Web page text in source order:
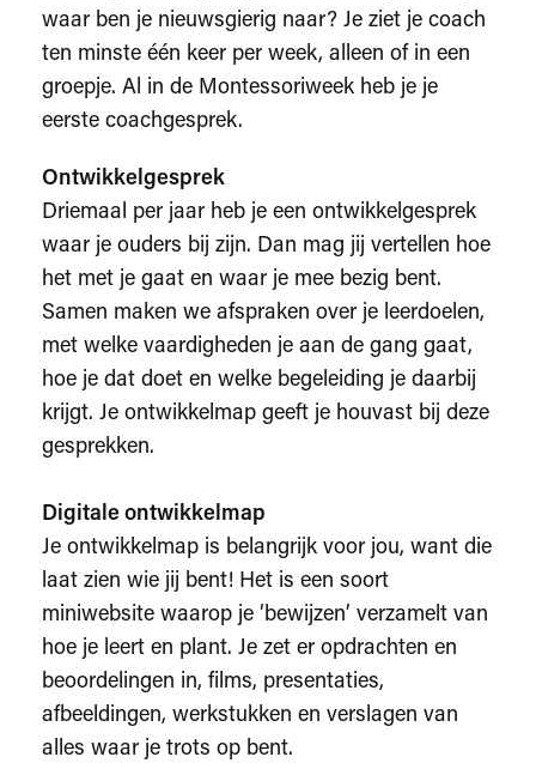
waar ben je nieuwsgierig naar? Je ziet je coach
ten minste één keer per week, alleen of in een
groepje. Al in de Montessoriweek heb je je
eerste coachgesprek.
Ontwikkelgesprek
Driemaal per jaar heb je een ontwikkelgesprek
waar je ouders bij zijn. Dan mag jij vertellen hoe
het met je gaat en waar je mee bezig bent.
Samen maken we afspraken over je leerdoelen,
met welke vaardigheden je aan de gang gaat,
hoe je dat doet en welke begeleiding je daarbij
krijgt. Je ontwikkelmap geeft je houvast bij deze
gesprekken.
Digitale ontwikkelmap
Je ontwikkelmap is belangrijk voor jou, want die
laat zien wie jij bent! Het is een soort
miniwebsite waarop je ‘bewijzen’ verzamelt van
hoe je leert en plant. Je zet er opdrachten en
beoordelingen in, films, presentaties,
afbeeldingen, werkstukken en verslagen van
alles waar je trots op bent.